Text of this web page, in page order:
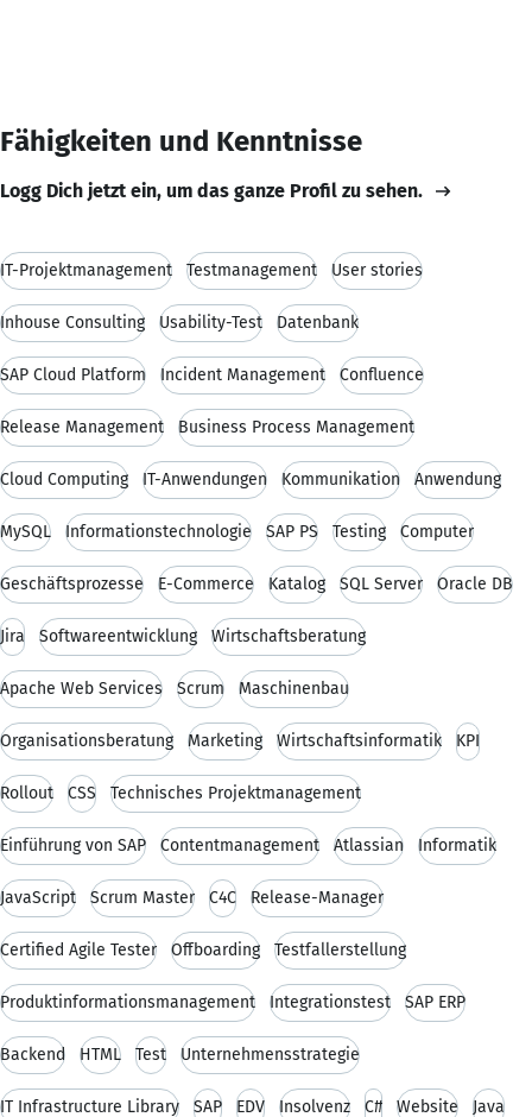
Fähigkeiten und Kenntnisse
Logg Dich jetzt ein, um das ganze Profil zu sehen.
IT-Projektmanagement Testmanagement User stories
Inhouse Consulting Usability-Test Datenbank
SAP Cloud Platform Incident Management Confluence
Release Management Business Process Management
Cloud Computing IT-Anwendungen Kommunikation Anwendung
MySQL Informationstechnologie SAP PS Testing Computer
Geschäftsprozesse E-Commerce Katalog SQL Server Oracle DB
Jira Softwareentwicklung Wirtschaftsberatung
Apache Web Services Scrum Maschinenbau
Organisationsberatung Marketing Wirtschaftsinformatik KPI
Rollout CSS Technisches Projektmanagement
Einführung von SAP Contentmanagement Atlassian Informatik
JavaScript Scrum Master C4C Release-Manager
Certified Agile Tester Offboarding Testfallerstellung
Produktinformationsmanagement Integrationstest SAP ERP
Backend HTML Test Unternehmensstrategie
IT Infrastructure Library SAP EDV Insolvenz C# Website Java